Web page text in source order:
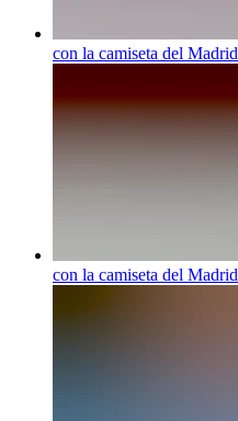
con la camiseta del Madrid
con la camiseta del Madrid